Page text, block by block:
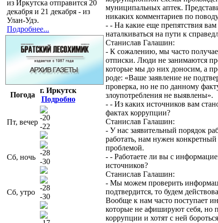
из Иркутска отправится 20
декабря и 21 декабря - из
Улан-Удэ.
Подробнее...
Погода
г. Иркутск
Подробно
Пт, вечер
-20
-22
Сб, ночь
-28
-30
Сб, утро
-28
-30
муниципальных аптек.
никаких комментариев по
- - На какие еще препятствия
наталкиваться на пути к
Станислав Галашин:
- К сожалению, мы часто
отписки. Люди не занимаются
которые мы до них доносим, а
роде: «Ваше заявление не
проверка, но не по данному
злоупотребления не выявлены».
- - Из каких источников вам
фактах коррупции?
Станислав Галашин:
- У нас заявительный порядок
работать, нам нужен конкретный
проблемой.
- - Работаете ли вы с
источников?
Станислав Галашин:
- Мы можем проверить
подтвердится, то будем
Вообще к нам часто поступает
которые не афишируют себя, но
коррупции и хотят с ней